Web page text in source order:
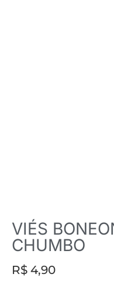
VIÉS
CHUMBO
R$ 4,90